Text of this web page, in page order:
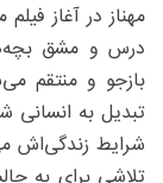
مهناز در آغاز
درس و مشق
بازجو و منتقم
تبدیل به
شرایط زندگی‌اش